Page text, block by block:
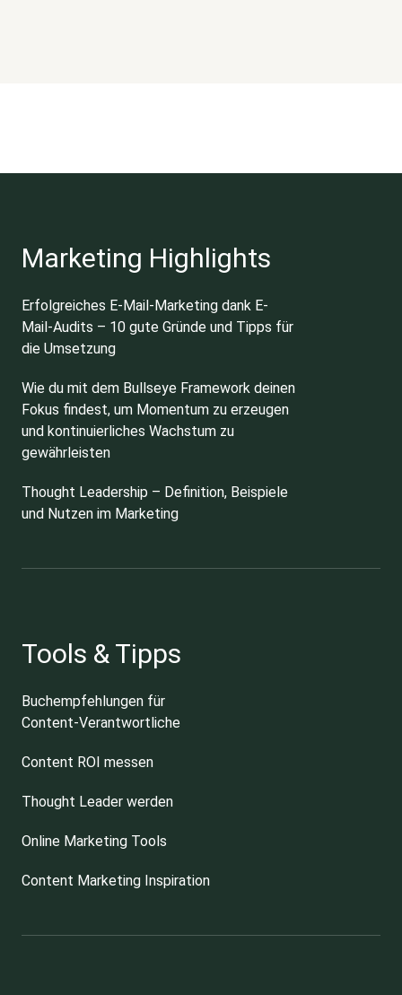
Marketing Highlights
Erfolgreiches E-Mail-Marketing dank E-
Mail-Audits – 10 gute Gründe und Tipps für
die Umsetzung
Wie du mit dem Bullseye Framework deinen
Fokus findest, um Momentum zu erzeugen
und kontinuierliches Wachstum zu
gewährleisten
Thought Leadership – Definition, Beispiele
und Nutzen im Marketing
Tools & Tipps
Buchempfehlungen für
Content-Verantwortliche
Content ROI messen
Thought Leader werden
Online Marketing Tools
Content Marketing Inspiration